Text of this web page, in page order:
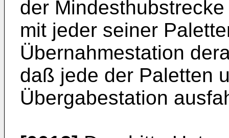
der
mit jeder seiner
Übernahmestation
daß jede der Paletten
Übergabestation